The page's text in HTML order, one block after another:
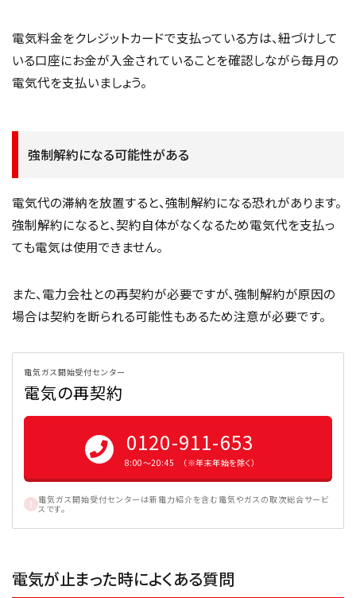
電気料金をクレジットカードで支払っている方は、紐づけして
いる口座にお金が入金されていることを確認しながら毎月の
電気代を支払いましょう。
強制解約になる可能性がある
電気代の滞納を放置すると、強制解約になる恐れがあります。
強制解約になると、契約自体がなくなるため電気代を支払っ
ても電気は使用できません。
また、電力会社との再契約が必要ですが、強制解約が原因の
場合は契約を断られる可能性もあるため注意が必要です。
電気ガス開始受付センター
電気の再契約
0120-911-653
8:00〜20:45 （※年末年始を除く）
電気ガス開始受付センターは新電力紹介を含む電気やガスの取次総合サービ
スです。
電気が止まった時によくある質問